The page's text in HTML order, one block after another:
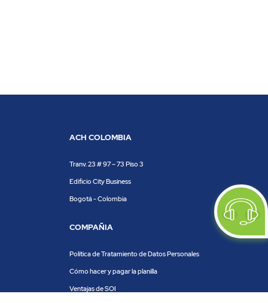
ACH COLOMBIA
Tranv. 23 # 97 – 73 Piso 3
Edificio City Business
Bogotá - Colombia
COMPAÑIA
Política de Tratamiento de Datos Personales
Cómo hacer y pagar la planilla
Ventajas de SOI